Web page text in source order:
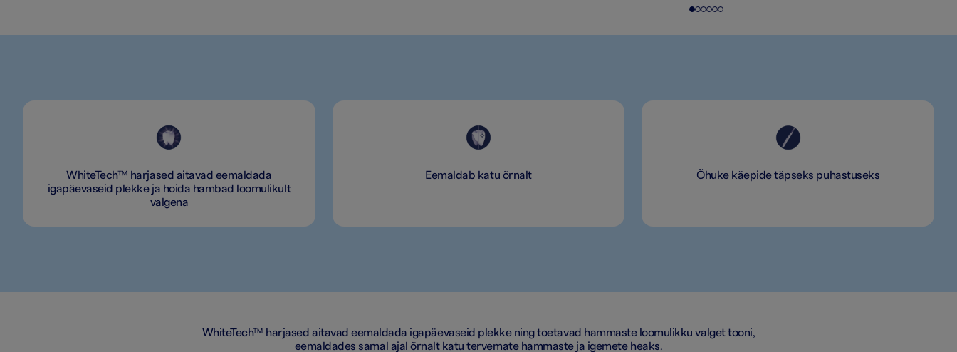
WhiteTech™ harjased aitavad eemaldada
igapäevaseid plekke ja hoida hambad loomulikult
valgena
Eemaldab katu õrnalt Õhuke käepide täpseks puhastuseks
WhiteTech™ harjased aitavad eemaldada igapäevaseid plekke ning toetavad hammaste loomulikku valget tooni,
eemaldades samal ajal õrnalt katu tervemate hammaste ja igemete heaks.